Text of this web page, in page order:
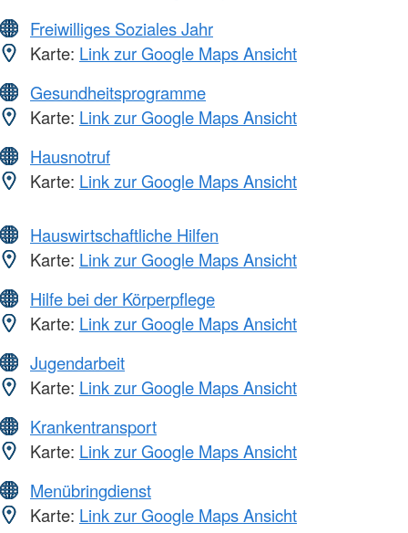
Freiwilliges Soziales Jahr
Karte: Link zur Google Maps Ansicht
Gesundheitsprogramme
Karte: Link zur Google Maps Ansicht
Hausnotruf
Karte: Link zur Google Maps Ansicht
Hauswirtschaftliche Hilfen
Karte: Link zur Google Maps Ansicht
Hilfe bei der Körperpflege
Karte: Link zur Google Maps Ansicht
Jugendarbeit
Karte: Link zur Google Maps Ansicht
Krankentransport
Karte: Link zur Google Maps Ansicht
Menübringdienst
Karte: Link zur Google Maps Ansicht